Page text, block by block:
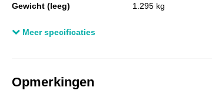
Gewicht (leeg)
1.295 kg
Gecombineerd verbruik
5,5 l/100km
Verbruik snelweg
Meer specificaties
Opmerkingen